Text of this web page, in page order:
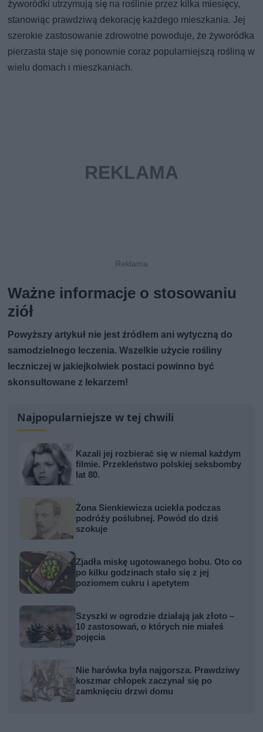
żyworódki utrzymują się na roślinie przez kilka miesięcy,
stanowiąc prawdziwą dekorację każdego mieszkania. Jej
szerokie zastosowanie zdrowotne powoduje, że żyworódka
pierzasta staje się ponownie coraz popularniejszą rośliną w
wielu domach i mieszkaniach.
Ważne informacje o stosowaniu
ziół
Powyższy artykuł nie jest źródłem ani wytyczną do
samodzielnego leczenia. Wszelkie użycie rośliny
leczniczej w jakiejkolwiek postaci powinno być
skonsultowane z lekarzem!
Najpopularniejsze w tej chwili
Kazali jej rozbierać się w niemal każdym
filmie. Przekleństwo polskiej seksbomby
lat 80.
Żona Sienkiewicza uciekła podczas
podróży poślubnej. Powód do dziś
szokuje
Zjadła miskę ugotowanego bobu. Oto co
po kilku godzinach stało się z jej
poziomem cukru i apetytem
Szyszki w ogrodzie działają jak złoto –
10 zastosowań, o których nie miałeś
pojęcia
Nie harówka była najgorsza. Prawdziwy
koszmar chłopek zaczynał się po
zamknięciu drzwi domu